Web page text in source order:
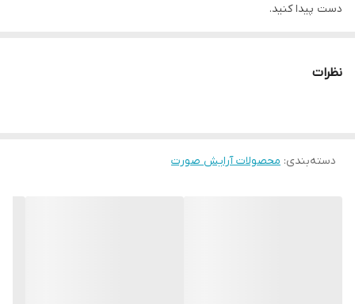
دست پیدا کنید.
بافت ژل به طور یکنواخت اعمال می‌شود و پخش نمی‌شود.
• حتی به عنوان مرطوب‌کننده تبلیغ می‌شود! حاوی کمپلکس هیالورونیک
نظرات
دسته‌بندی: محصولات آرایش صورت